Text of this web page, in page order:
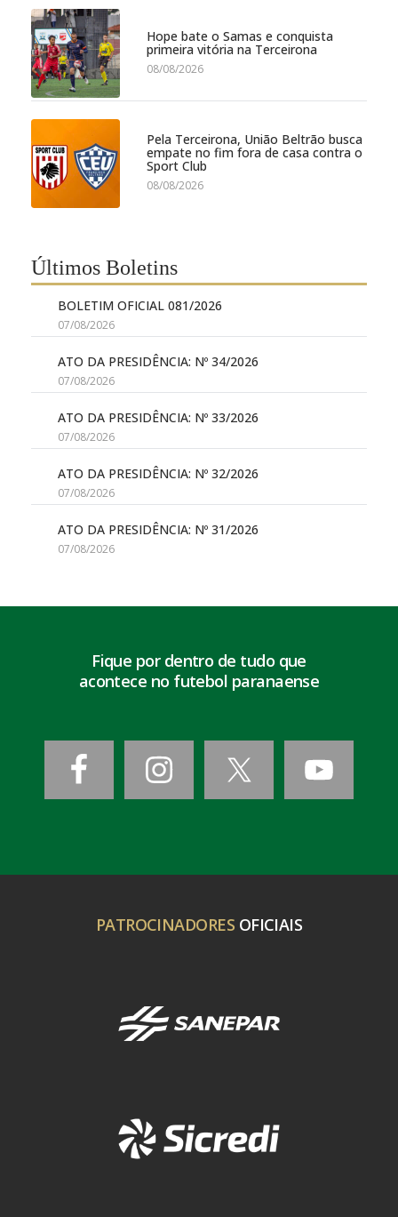
Hope bate o Samas e conquista
primeira vitória na Terceirona
08/08/2026
Pela Terceirona, União Beltrão busca
empate no fim fora de casa contra o
Sport Club
08/08/2026
Últimos Boletins
BOLETIM OFICIAL 081/2026
07/08/2026
ATO DA PRESIDÊNCIA: Nº 34/2026
07/08/2026
ATO DA PRESIDÊNCIA: Nº 33/2026
07/08/2026
ATO DA PRESIDÊNCIA: Nº 32/2026
07/08/2026
ATO DA PRESIDÊNCIA: Nº 31/2026
07/08/2026
Fique por dentro de tudo que
acontece no futebol paranaense
PATROCINADORES OFICIAIS